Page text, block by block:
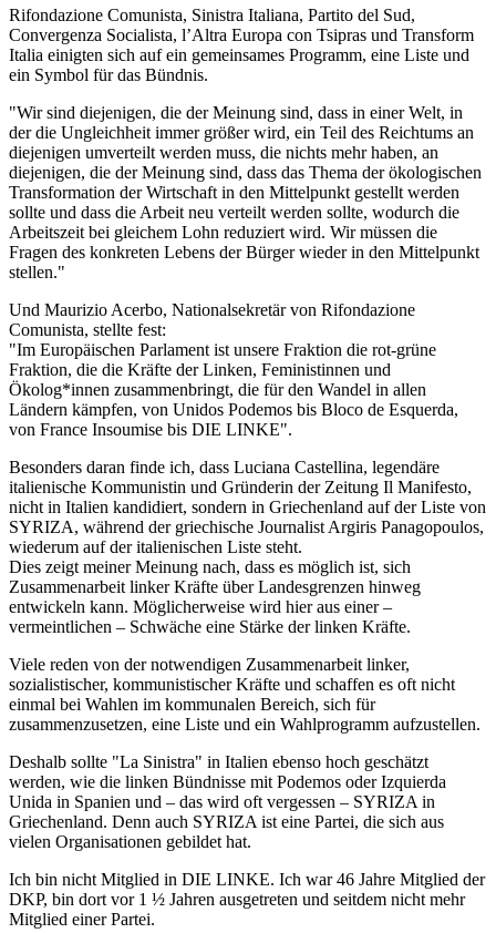
Rifondazione Comunista, Sinistra Italiana, Partito del Sud,
Convergenza Socialista, l’Altra Europa con Tsipras und Transform
Italia einigten sich auf ein gemeinsames Programm, eine Liste und
ein Symbol für das Bündnis.
"Wir sind diejenigen, die der Meinung sind, dass in einer Welt, in
der die Ungleichheit immer größer wird, ein Teil des Reichtums an
diejenigen umverteilt werden muss, die nichts mehr haben, an
diejenigen, die der Meinung sind, dass das Thema der ökologischen
Transformation der Wirtschaft in den Mittelpunkt gestellt werden
sollte und dass die Arbeit neu verteilt werden sollte, wodurch die
Arbeitszeit bei gleichem Lohn reduziert wird. Wir müssen die
Fragen des konkreten Lebens der Bürger wieder in den Mittelpunkt
stellen."
Und Maurizio Acerbo, Nationalsekretär von Rifondazione
Comunista, stellte fest:
"Im Europäischen Parlament ist unsere Fraktion die rot-grüne
Fraktion, die die Kräfte der Linken, Feministinnen und
Ökolog*innen zusammenbringt, die für den Wandel in allen
Ländern kämpfen, von Unidos Podemos bis Bloco de Esquerda,
von France Insoumise bis DIE LINKE".
Besonders daran finde ich, dass Luciana Castellina, legendäre
italienische Kommunistin und Gründerin der Zeitung Il Manifesto,
nicht in Italien kandidiert, sondern in Griechenland auf der Liste von
SYRIZA, während der griechische Journalist Argiris Panagopoulos,
wiederum auf der italienischen Liste steht.
Dies zeigt meiner Meinung nach, dass es möglich ist, sich
Zusammenarbeit linker Kräfte über Landesgrenzen hinweg
entwickeln kann. Möglicherweise wird hier aus einer –
vermeintlichen – Schwäche eine Stärke der linken Kräfte.
Viele reden von der notwendigen Zusammenarbeit linker,
sozialistischer, kommunistischer Kräfte und schaffen es oft nicht
einmal bei Wahlen im kommunalen Bereich, sich für
zusammenzusetzen, eine Liste und ein Wahlprogramm aufzustellen.
Deshalb sollte "La Sinistra" in Italien ebenso hoch geschätzt
werden, wie die linken Bündnisse mit Podemos oder Izquierda
Unida in Spanien und – das wird oft vergessen – SYRIZA in
Griechenland. Denn auch SYRIZA ist eine Partei, die sich aus
vielen Organisationen gebildet hat.
Ich bin nicht Mitglied in DIE LINKE. Ich war 46 Jahre Mitglied der
DKP, bin dort vor 1 ½ Jahren ausgetreten und seitdem nicht mehr
Mitglied einer Partei.